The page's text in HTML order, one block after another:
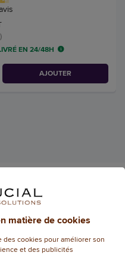
EN 24/48H
AJOUTER
en Europe
Nederlands
matière de cookies
cookies pour améliorer son
et des publicités